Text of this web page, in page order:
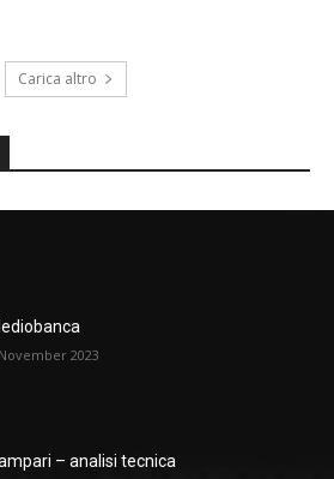
Carica altro
2023
– analisi tecnica